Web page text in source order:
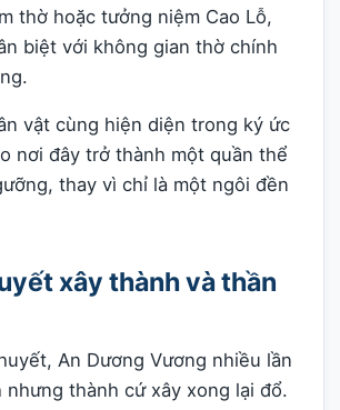
thờ hoặc tưởng niệm Cao Lỗ,
biệt với không gian thờ chính
vật cùng hiện diện trong ký ức
nơi đây trở thành một quần thể
thay vì chỉ là một ngôi đền
xây thành và thần
An Dương Vương nhiều lần
nhưng thành cứ xây xong lại đổ.